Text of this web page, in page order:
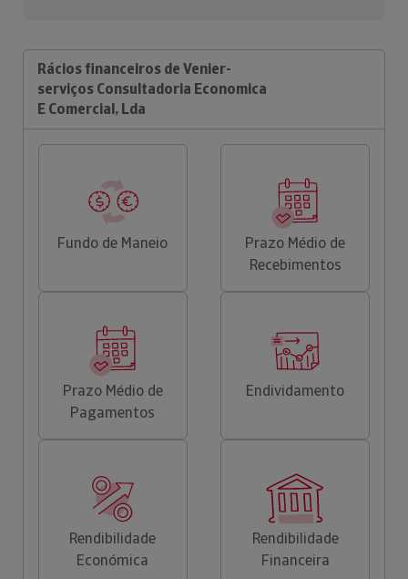
Rácios financeiros de Venier-
serviços Consultadoria Economica
E Comercial, Lda
Fundo de Maneio
Prazo Médio de
Recebimentos
Prazo Médio de
Pagamentos
Endividamento
Rendibilidade
Económica
Rendibilidade
Financeira